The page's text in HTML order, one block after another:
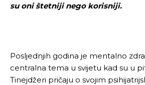
su oni štetniji nego korisniji.
Posljednjih godina je mentalno
centralna tema u svijetu kad su u
Tinejdžeri pričaju o svojim